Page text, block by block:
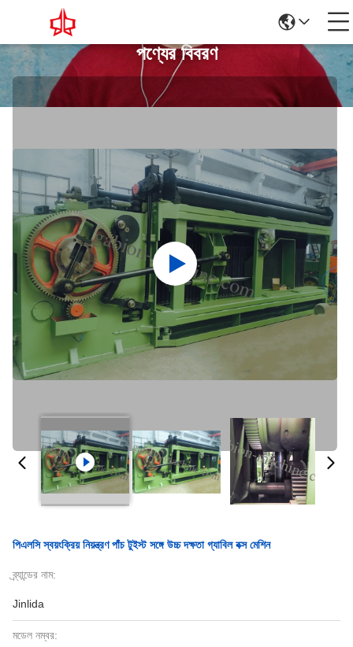
পণ্যের বিবরণ
পিএলসি স্বয়ংক্রিয় নিয়ন্ত্রণ পাঁচ টুইস্ট সঙ্গে উচ্চ দক্ষতা গ্যাবিল বক্স মেশিন
ব্র্যান্ডের নাম:
Jinlida
মডেল নম্বর: